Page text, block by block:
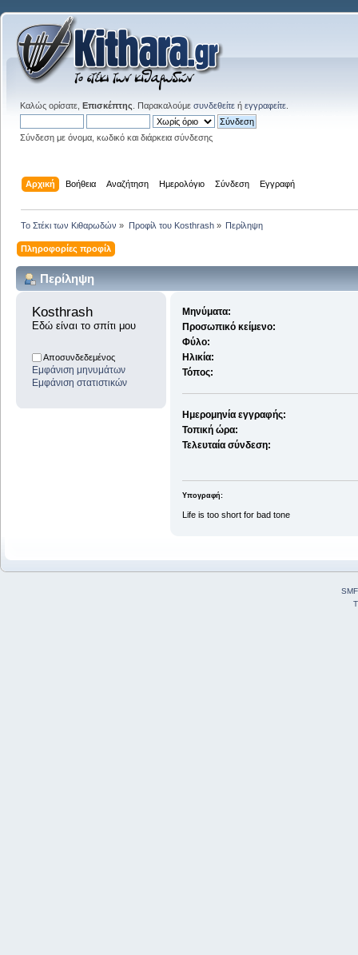
Καλώς ορίσατε, Επισκέπτης . Παρακαλούμε συνδεθείτε ή εγγραφείτε
Σύνδεση με όνομα, κωδικό και διάρκεια σύνδεσης
Αρχική Βοήθεια Αναζήτηση Ημερολόγιο Σύνδεση Εγγραφή
Το Στέκι των Κιθαρωδών » Προφίλ του Kosthrash» Περίληψη
Πληροφορίες προφίλ
Περίληψη
Kosthrash
Εδώ είναι το σπίτι μου
Αποσυνδεδεμένος
Εμφάνιση μηνυμάτων
Εμφάνιση στατιστικών
Μηνύματα:
Προσωπικό κείμενο:
Φύλο:
Ηλικία:
Τόπος:
Ημερομηνία εγγραφής:
Τοπική ώρα:
Τελευταία σύνδεση:
Υπογραφή:
Life is too short for bad tone